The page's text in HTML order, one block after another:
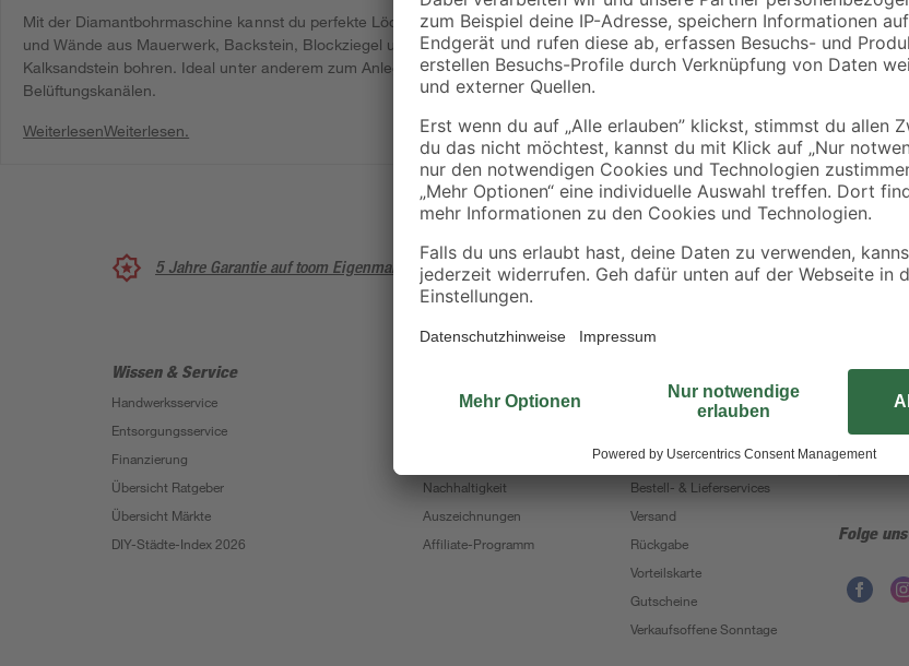
Mit der Diamantbohrmaschine kannst du perfekte Löcher in Böden
und Wände aus Mauerwerk, Backstein, Blockziegel und
Kalksandstein bohren. Ideal unter anderem zum Anlegen von
Belüftungskanälen.
WeiterlesenWeiterlesen.
Dieser Winkelschleifer eignet sich zum Schleifen von
oder Metall und zum Entgraten von Metall.
Weiterlesen
5 Jahre Garantie auf toom Eigenmarken Sorglos, 90 Tage Umtauschgarantie
Wissen & Service
Handwerksservice
Entsorgungsservice
Finanzierung
Übersicht Ratgeber
Übersicht Märkte
DIY-Städte-Index 2026
Über uns
Nachhaltigkeit
Auszeichnungen
Affiliate-Programm
Leichte Sprache
Zahlungsarten
Bestell- & Lieferservices
Versand
Rückgabe
Vorteilskarte
Gutscheine
Verkaufsoffene Sonntage
Bleib
Der toom
Zur
Folge uns